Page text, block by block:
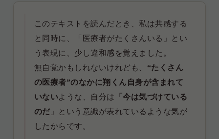
このテキストを読んだとき、私は共感する
と同時に、「医療者がたくさんいる」とい
う表現に、少し違和感を覚えました。
無自覚かもしれないけれども、 “たくさん
の医療者”のなかに翔くん自身が含まれて
いないような、自分は
「今は気づけている
のだ」という意識が表れているような気が
したからです。